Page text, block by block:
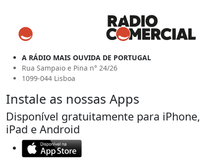
A RÁDIO MAIS OUVIDA DE PORTUGAL
Rua Sampaio e Pina n° 24/26
1099-044 Lisboa
Instale as nossas Apps
Disponível gratuitamente para iPhone,
iPad e Android